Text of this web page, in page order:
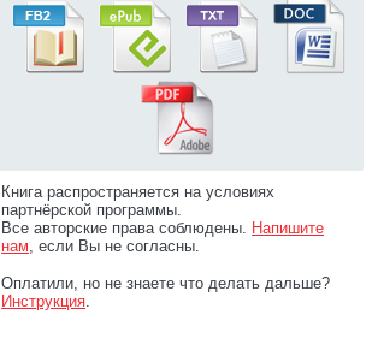
Книга распространяется на условиях
партнёрской программы.
Все авторские права соблюдены. Напишите
нам, если Вы не согласны.
Оплатили, но не знаете что делать дальше?
Инструкция.